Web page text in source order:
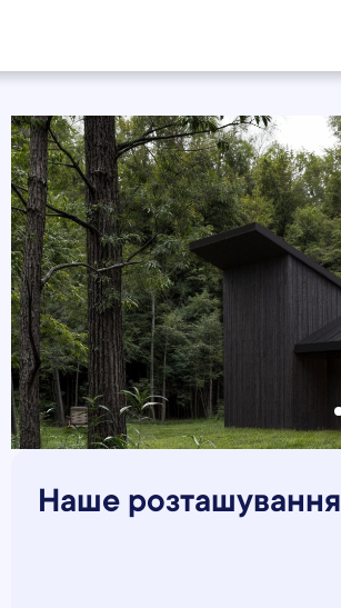
Наше розташування